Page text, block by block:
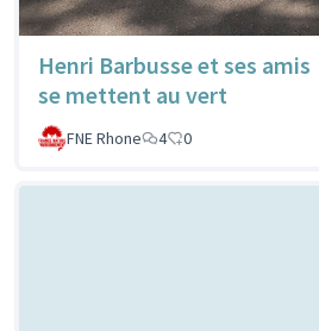
Henri Barbusse et ses amis
se mettent au vert
FNE Rhone
4 0